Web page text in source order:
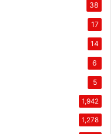
38
17
14
6
5
1,942
1,278